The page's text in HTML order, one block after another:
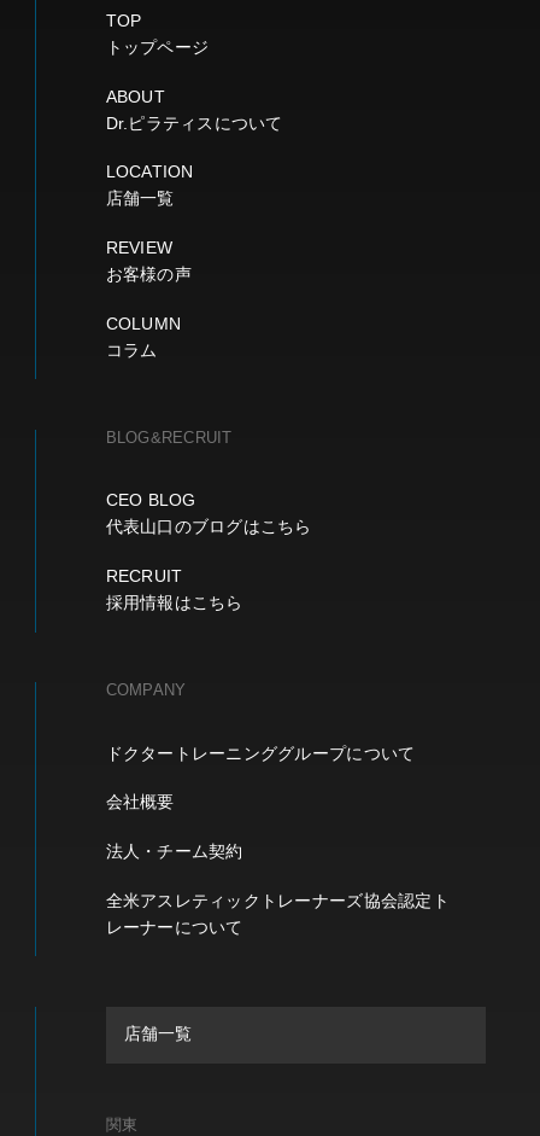
TOP
トップページ
ABOUT
Dr.ピラティスについて
LOCATION
店舗一覧
REVIEW
お客様の声
COLUMN
コラム
BLOG&RECRUIT
CEO BLOG
代表山口のブログはこちら
RECRUIT
採用情報はこちら
COMPANY
ドクタートレーニンググループについて
会社概要
法人・チーム契約
全米アスレティックトレーナーズ協会認定ト
レーナーについて
店舗一覧
関東